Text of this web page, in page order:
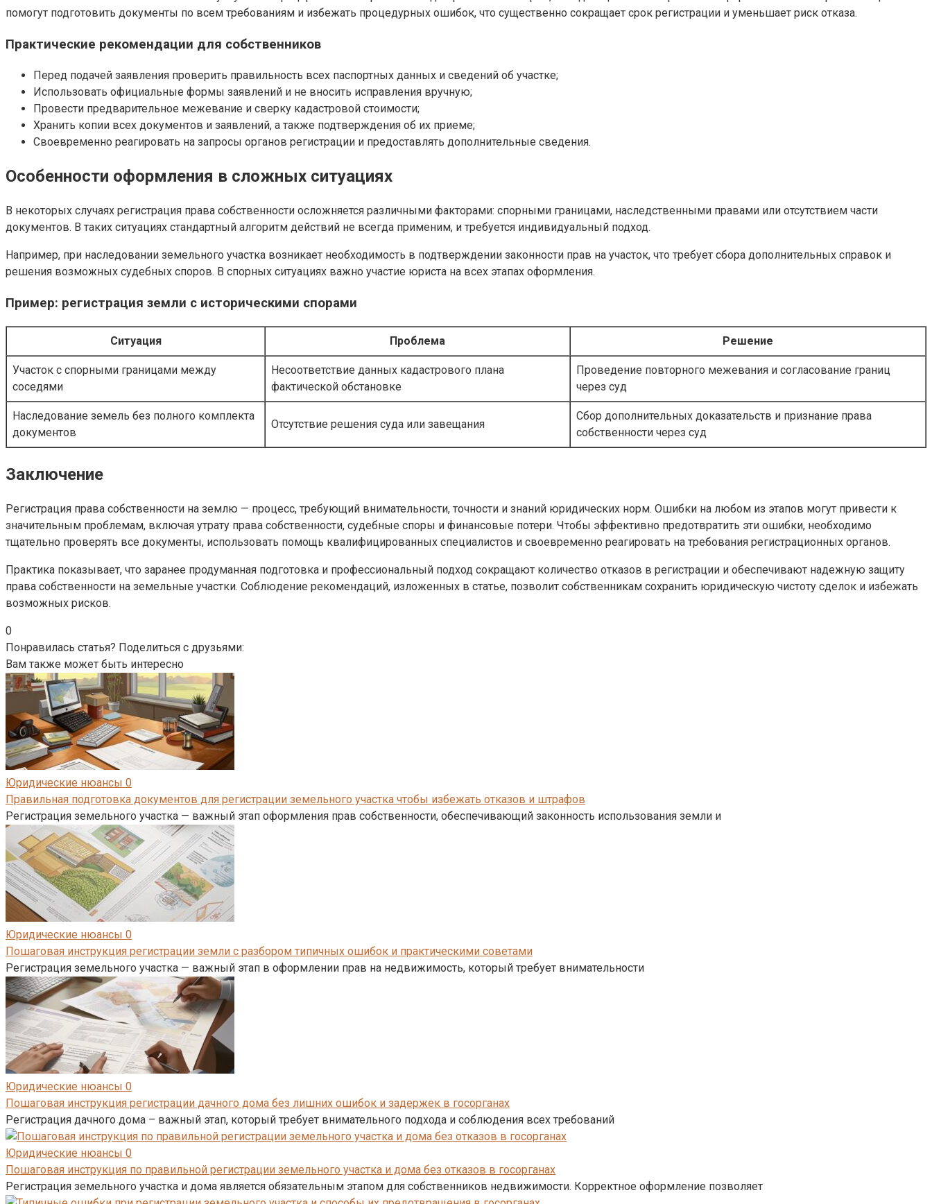
помогут подготовить документы по всем требованиям и избежать процедурных ошибок, что существенно сокращает срок регистрации и уменьшает риск отказа.
Практические рекомендации для собственников
Перед подачей заявления проверить правильность всех паспортных данных и сведений об участке;
Использовать официальные формы заявлений и не вносить исправления вручную;
Провести предварительное межевание и сверку кадастровой стоимости;
Хранить копии всех документов и заявлений, а также подтверждения об их приеме;
Своевременно реагировать на запросы органов регистрации и предоставлять дополнительные сведения.
Особенности оформления в сложных ситуациях
В некоторых случаях регистрация права собственности осложняется различными факторами: спорными границами, наследственными правами или отсутствием части
документов. В таких ситуациях стандартный алгоритм действий не всегда применим, и требуется индивидуальный подход.
Например, при наследовании земельного участка возникает необходимость в подтверждении законности прав на участок, что требует сбора дополнительных справок и
решения возможных судебных споров. В спорных ситуациях важно участие юриста на всех этапах оформления.
Пример: регистрация земли с историческими спорами
Ситуация Проблема Решение
Участок с спорными границами между
соседями
Несоответствие данных кадастрового плана
фактической обстановке
Проведение повторного межевания и согласование границ
через суд
Наследование земель без полного комплекта
документов
Отсутствие решения суда или завещания
Сбор дополнительных доказательств и признание права
собственности через суд
Заключение
Регистрация права собственности на землю — процесс, требующий внимательности, точности и знаний юридических норм. Ошибки на любом из этапов могут привести к
значительным проблемам, включая утрату права собственности, судебные споры и финансовые потери. Чтобы эффективно предотвратить эти ошибки, необходимо
тщательно проверять все документы, использовать помощь квалифицированных специалистов и своевременно реагировать на требования регистрационных органов.
Практика показывает, что заранее продуманная подготовка и профессиональный подход сокращают количество отказов в регистрации и обеспечивают надежную защиту
права собственности на земельные участки. Соблюдение рекомендаций, изложенных в статье, позволит собственникам сохранить юридическую чистоту сделок и избежать
возможных рисков.
0
Понравилась статья? Поделиться с друзьями:
Вам также может быть интересно
Юридические нюансы 0
Правильная подготовка документов для регистрации земельного участка чтобы избежать отказов и штрафов
Регистрация земельного участка — важный этап оформления прав собственности, обеспечивающий законность использования земли и
Юридические нюансы 0
Пошаговая инструкция регистрации земли с разбором типичных ошибок и практическими советами
Регистрация земельного участка — важный этап в оформлении прав на недвижимость, который требует внимательности
Юридические нюансы 0
Пошаговая инструкция регистрации дачного дома без лишних ошибок и задержек в госорганах
Регистрация дачного дома – важный этап, который требует внимательного подхода и соблюдения всех требований
Юридические нюансы 0
Пошаговая инструкция по правильной регистрации земельного участка и дома без отказов в госорганах
Регистрация земельного участка и дома является обязательным этапом для собственников недвижимости. Корректное оформление позволяет